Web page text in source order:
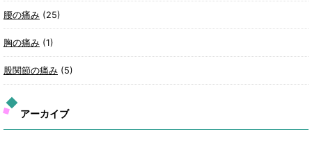
腰の痛み (25)
胸の痛み (1)
股関節の痛み (5)
アーカイブ